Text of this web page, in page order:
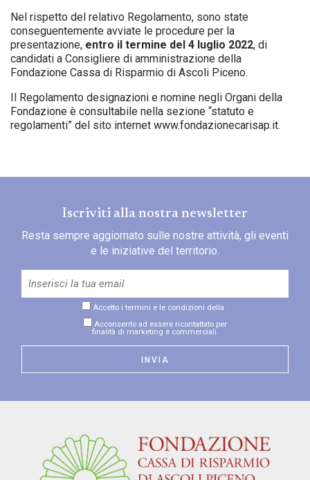
Nel rispetto del relativo Regolamento, sono state
conseguentemente avviate le procedure per la
presentazione, entro il termine del 4 luglio 2022, di
candidati a Consigliere di amministrazione della
Fondazione Cassa di Risparmio di Ascoli Piceno.
Il Regolamento designazioni e nomine negli Organi della
Fondazione è consultabile nella sezione “statuto e
regolamenti” del sito internet www.fondazionecarisap.it.
Iscriviti alla nostra newsletter
Resta sempre aggiornato sulle nostre attività, gli eventi
e le iniziative del territorio.
Accetto i termini e le condizioni della .
Acconsento ad essere ricontattato per
finalità di marketing e commerciali.